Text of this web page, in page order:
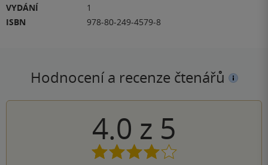
VYDÁNÍ
1
ISBN
978-80-249-4579-8
Hodnocení a recenze čtenářů
4.0 z 5